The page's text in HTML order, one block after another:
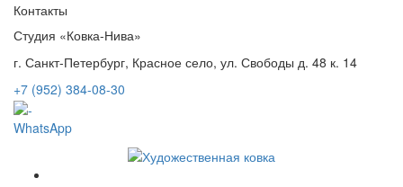
Контакты
Студия «Ковка-Нива»
г. Санкт-Петербург, Красное село, ул. Свободы д. 48 к. 14
+7 (952) 384-08-30
WhatsApp